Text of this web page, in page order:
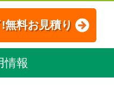
無料お見積り
情報